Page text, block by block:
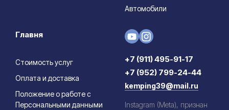
Автомобили
Главня
Стоимость услуг
Оплата и доставка
Положение о работе с
Персональными данными
+7 (911) 495-91-17
+7 (952) 799-24-44
kemping39@mail.ru
Instagram (Meta), признан